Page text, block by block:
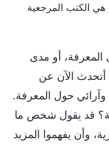
هي الكتب المرجعية
أو مدى
أتحدث الآن عن
حول المعرفة.
قد يقول شخص ما
وأن يفهموا المزيد